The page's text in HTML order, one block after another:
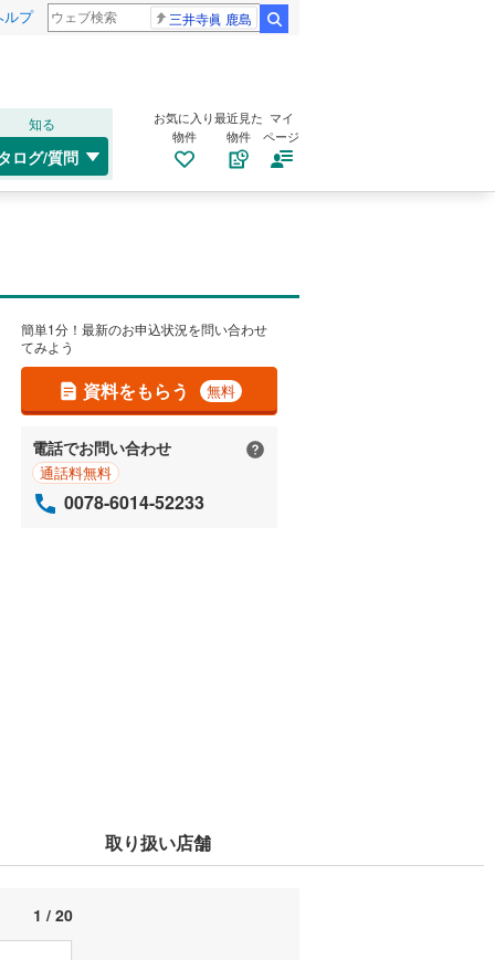
ルプ 三井寺眞 鹿島
知る
ログ/質問
お気に入り
物件
最近見た
物件
マイ
ページ
簡単1分！最新のお申込状況を問い合わせ
てみよう
資料をもらう 無料
電話でお問い合わせ
通話料無料
0078-6014-52233
取り扱い店舗
1 / 20